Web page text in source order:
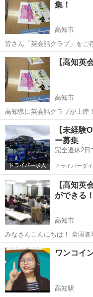
集！
高知市
皆さん「英会話クラブ」をご
会人向け英会話サークルで、20年
婦、学生など様々な年代の方
す力」を鍛えるのにぴ...
高知 高知市 英語
【高知英
高知市
高知県に英会話クラブが上陸
クラブが高知県でも開催され
までどんなレベルの方も大歓迎です。 場所：こうち
ター 時間：10:0...
高知 高知市 英語
【未経験
ー募集
完全週休2日
ドライバーダ
【高知英
ができる！
高知市
みなさんこんにちは！ 全国各
も参加できるようになります！ グループトークやアクティビティ
して話す力を向上させます。
してご参加いただけます...
高知 高知市
ワンコイ
高知駅